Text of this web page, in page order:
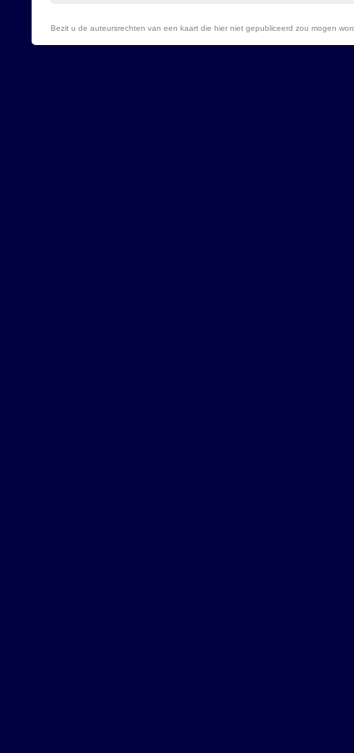
Bezit u de auteursrechten van een kaart die hier niet gepubliceerd zou mogen